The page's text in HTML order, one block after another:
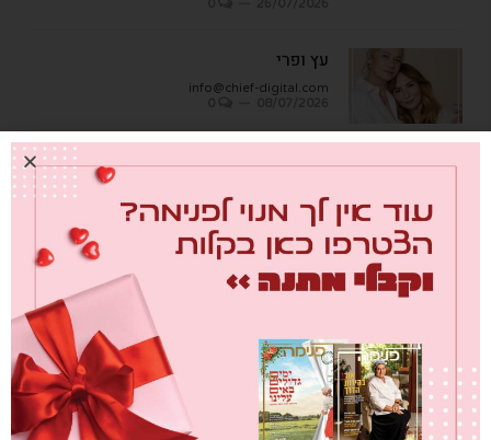
עץ ופרי
info@chief-digital.com
מבחן הגמבה
info@chief-digital.com
26/07/2026
כאן חוגגים בכיף – המדריך לתכנון חוויה
משפחתית
info@chief-digital.com
26/07/2026